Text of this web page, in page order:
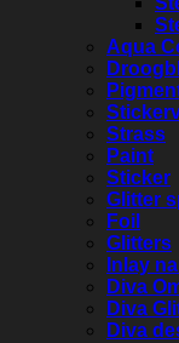
Aqua
Strass
Paint
Sticker
Glitter
Foil
Glitters
Inlay
Diva
Diva
Diva